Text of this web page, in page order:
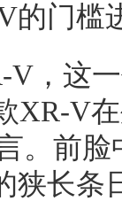
的门槛
V，这
XR-V
。前
狭长条